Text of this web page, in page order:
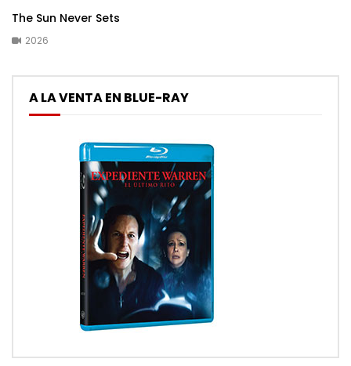
The Sun Never Sets
2026
A LA VENTA EN BLUE-RAY